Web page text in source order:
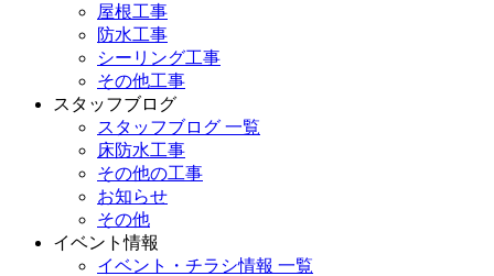
屋根工事
防水工事
シーリング工事
その他工事
スタッフブログ
スタッフブログ 一覧
床防水工事
その他の工事
お知らせ
その他
イベント情報
イベント・チラシ情報 一覧